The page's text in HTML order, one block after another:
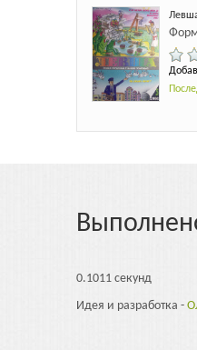
0.1011 секунд
Идея и разработка -